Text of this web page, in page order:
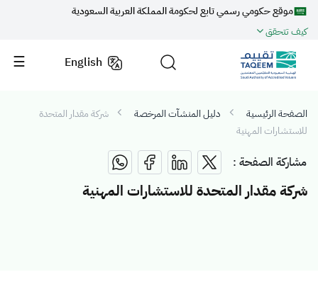
موقع حكومي رسمي تابع لحكومة المملكة العربية السعودية
كيف تتحقق
English
الصفحة الرئيسية دليل المنشآت المرخصة
شركة مقدار المتحدة
للاستشارات المهنية
مشاركة الصفحة :
شركة مقدار المتحدة للاستشارات المهنية